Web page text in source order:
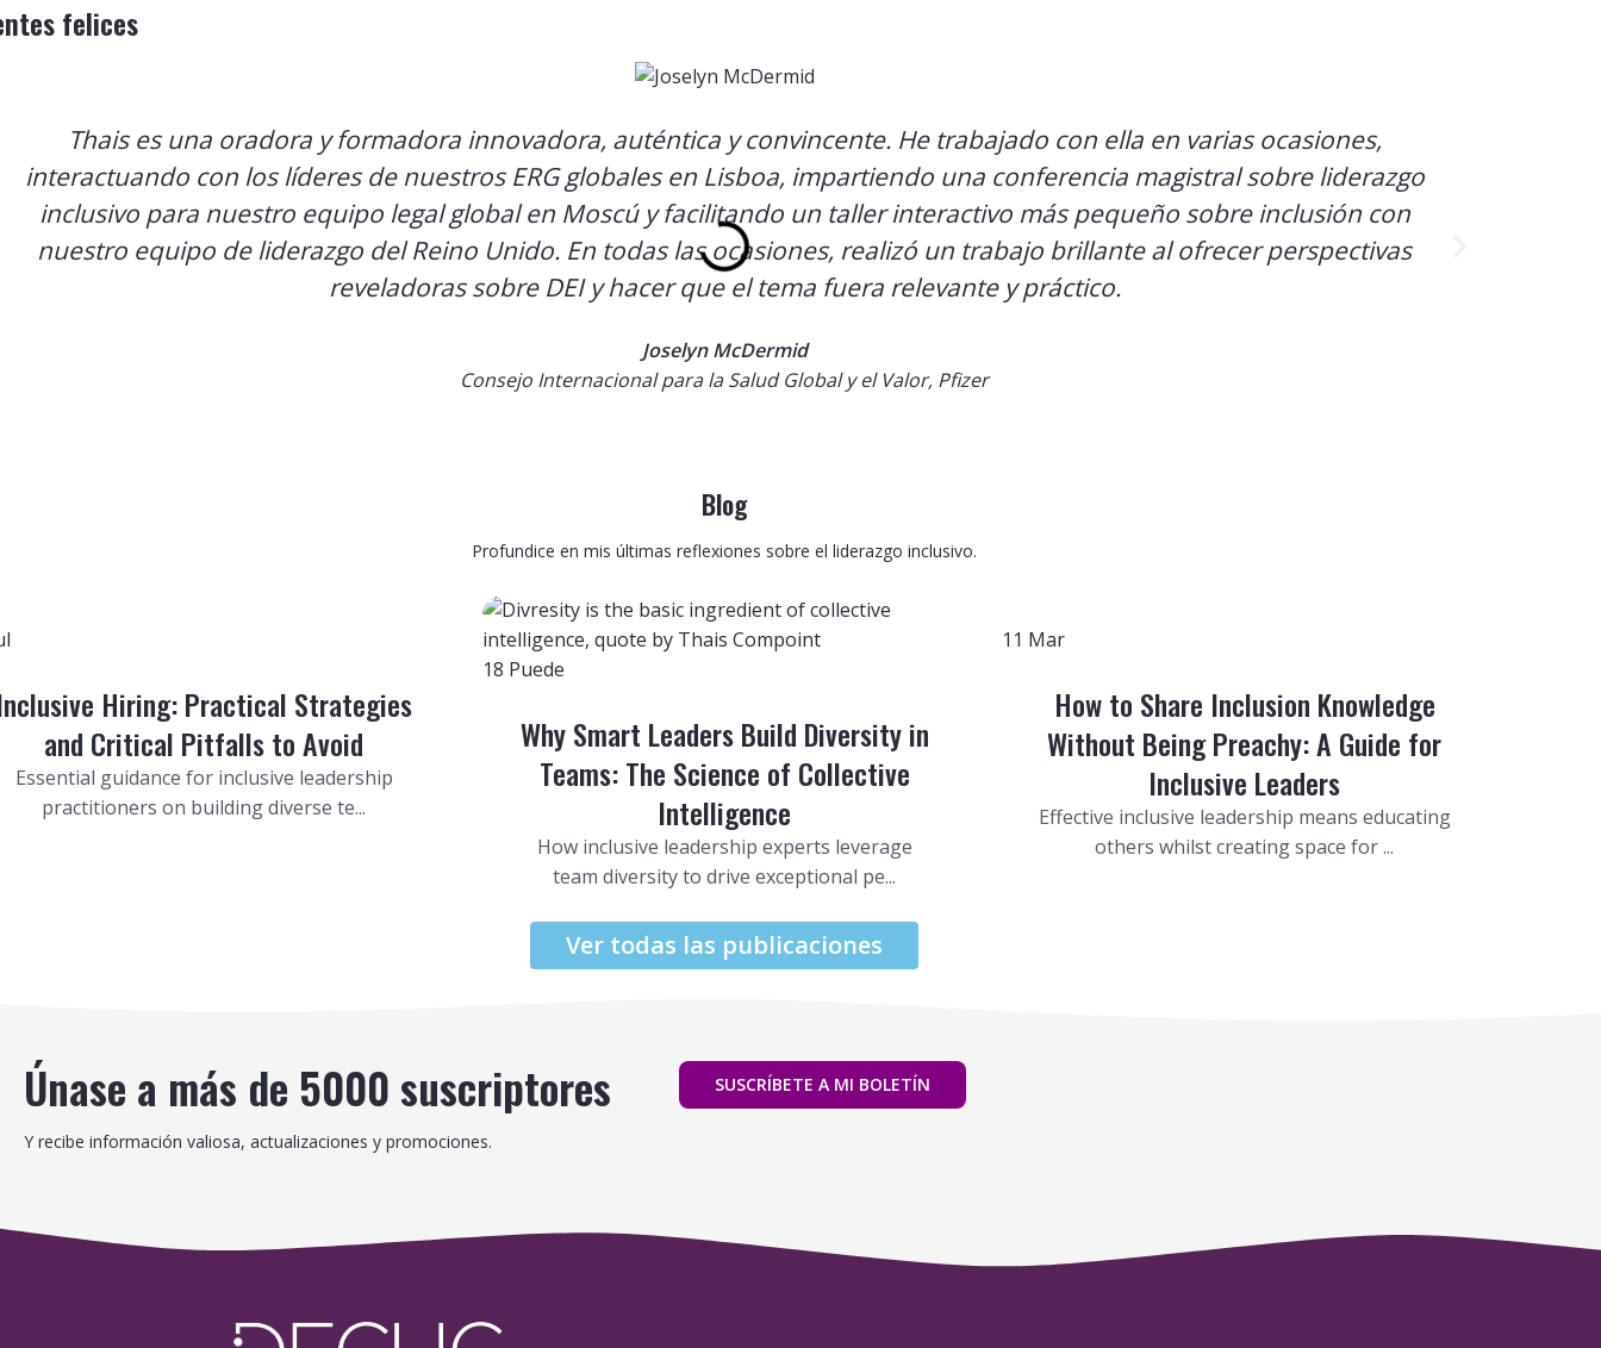
felices
Thais es una oradora y formadora innovadora, auténtica y convincente. He trabajado con ella en varias ocasiones,
interactuando con los líderes de nuestros ERG globales en Lisboa, impartiendo una conferencia magistral sobre liderazgo
inclusivo para nuestro equipo legal global en Moscú y facilitando un taller interactivo más pequeño sobre inclusión con
nuestro equipo de liderazgo del Reino Unido. En todas las ocasiones, realizó un trabajo brillante al ofrecer perspectivas
reveladoras sobre DEI y hacer que el tema fuera relevante y práctico.
Joselyn McDermid
Consejo Internacional para la Salud Global y el Valor, Pfizer
Blog
Profundice en mis últimas reflexiones sobre el liderazgo inclusivo.
Hiring: Practical Strategies
and Critical Pitfalls to Avoid
Essential guidance for inclusive leadership
practitioners on building diverse te...
18 Puede
Why Smart Leaders Build Diversity in
Teams: The Science of Collective
Intelligence
How inclusive leadership experts leverage
team diversity to drive exceptional pe...
11 Mar
How to Share Inclusion Knowledge
Without Being Preachy: A Guide for
Inclusive Leaders
Effective inclusive leadership means educating
others whilst creating space for ...
Ver todas las publicaciones
Únase a más de 5000 suscriptores
Y recibe información valiosa, actualizaciones y promociones.
SUSCRÍBETE A MI BOLETÍN